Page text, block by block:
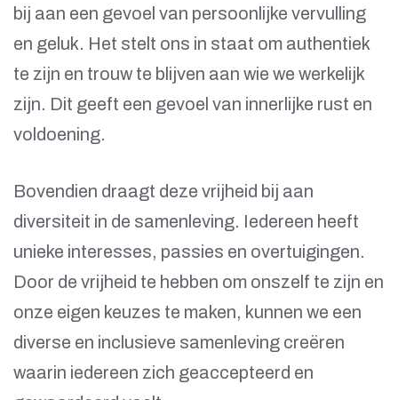
bij aan een gevoel van persoonlijke vervulling
en geluk. Het stelt ons in staat om authentiek
te zijn en trouw te blijven aan wie we werkelijk
zijn. Dit geeft een gevoel van innerlijke rust en
voldoening.
Bovendien draagt deze vrijheid bij aan
diversiteit in de samenleving. Iedereen heeft
unieke interesses, passies en overtuigingen.
Door de vrijheid te hebben om onszelf te zijn en
onze eigen keuzes te maken, kunnen we een
diverse en inclusieve samenleving creëren
waarin iedereen zich geaccepteerd en